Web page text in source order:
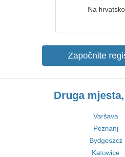
Na
Započnite
Druga
Varšava
Poznanj
Bydgoszcz
Katowice